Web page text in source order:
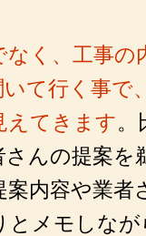
く、工事の
て行く事で
えてきます。
んの提案を
内容や業者
とメモしなが